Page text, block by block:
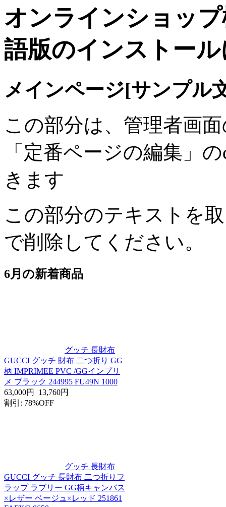
オンラインショッ
語版のインストー
メインページ[サンプル
この部分は、管理者画
「定番ページの編集」
きます
この部分のテキストを
で削除してください。
6月の新着商品
グッチ 長財布
GUCCI グッチ 財布 二つ折り GG
柄 IMPRIMEE PVC /GGインプリ
メ ブラック 244995 FU49N 1000
63,000円
13,760円
割引: 78%OFF
グッチ 長財布
GUCCI グッチ 長財布 二つ折りフ
ラップ ラブリー GG柄キャンバス
×レザー ベージュ×レッド 251861